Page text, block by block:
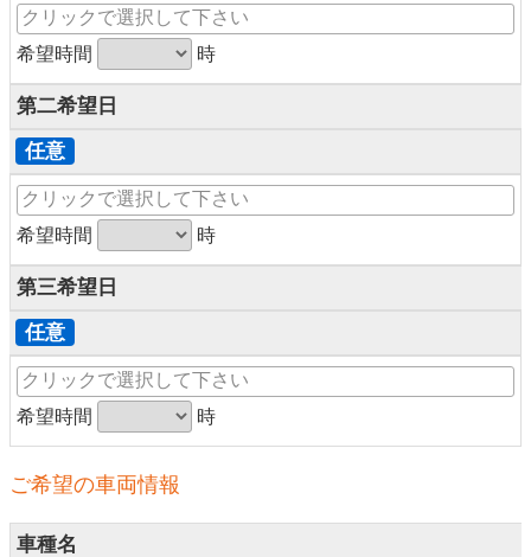
希望時間 時
第二希望日
任意
希望時間 時
第三希望日
任意
希望時間 時
ご希望の車両情報
車種名